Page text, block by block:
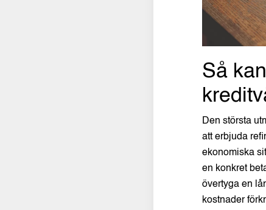
Så
Den största
att erbjuda
ekonomiska
en konkret
övertyga en
kostnader